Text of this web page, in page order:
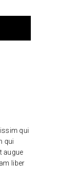
qui
qui
augue
liber